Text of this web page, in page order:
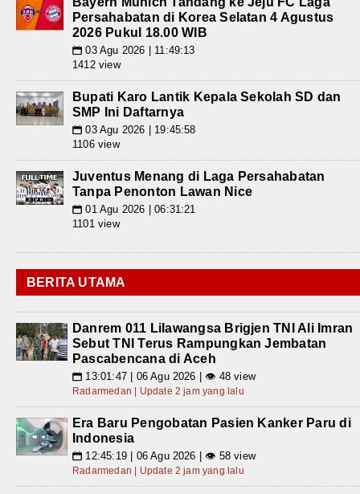
Persahabatan di Korea Selatan 4 Agustus
2026 Pukul 18.00 WIB
📅 03 Agu 2026 | 11:49:13
1412 view
Bupati Karo Lantik Kepala Sekolah SD dan
SMP Ini Daftarnya
📅 03 Agu 2026 | 19:45:58
1106 view
Juventus Menang di Laga Persahabatan
Tanpa Penonton Lawan Nice
📅 01 Agu 2026 | 06:31:21
1101 view
BERITA UTAMA
Danrem 011 Lilawangsa Brigjen TNI Ali Imran
Sebut TNI Terus Rampungkan Jembatan
Pascabencana di Aceh
📅 13:01:47 | 06 Agu 2026 | 👁 48 view
Radarmedan | Update 2 jam yang lalu
Era Baru Pengobatan Pasien Kanker Paru di
Indonesia
📅 12:45:19 | 06 Agu 2026 | 👁 58 view
Radarmedan | Update 2 jam yang lalu